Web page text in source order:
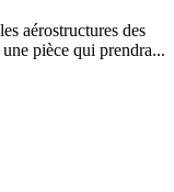
aérostructures des
pièce qui prendra...